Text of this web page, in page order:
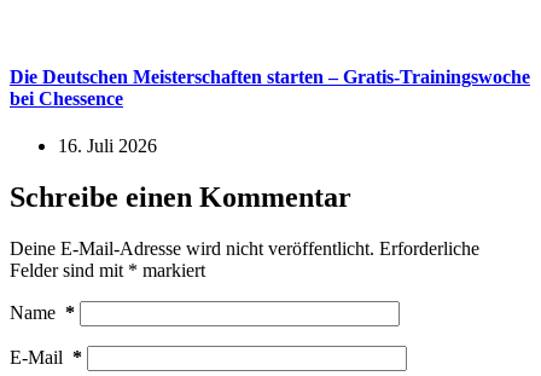
Die Deutschen Meisterschaften starten – Gratis-Trainingswoche
bei Chessence
16. Juli 2026
Schreibe einen Kommentar
Deine E-Mail-Adresse wird nicht veröffentlicht. Erforderliche
Felder sind mit * markiert
Name *
E-Mail *